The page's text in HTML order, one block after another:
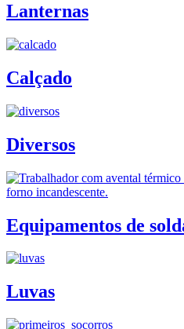
Lanternas
Calçado
Diversos
Equipamentos de
Luvas